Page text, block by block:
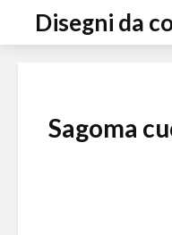
Disegni da
Sagoma